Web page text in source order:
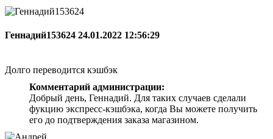
Геннадий153624 24.01.2022 12:56:29
Долго переводится кэшбэк
Комментарий администрации:
Добрый день, Геннадий. Для таких случаев сделали
фукцию экспресс-кэшбэка, когда Вы можете получить
его до подтверждения заказа магазином.